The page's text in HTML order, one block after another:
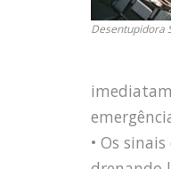
Desentupidora
• Os